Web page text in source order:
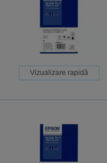
Vizualizare rapidă